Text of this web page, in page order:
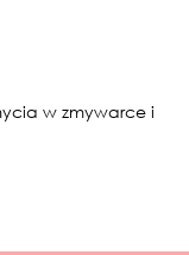
w zmywarce i